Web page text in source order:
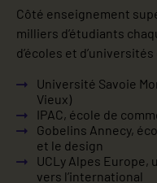
Côté enseignement
milliers d’étudiants
d’écoles et
Université Savoie
Vieux)
IPAC, école de
Gobelins Annecy,
et le design
UCLy Alpes
vers l’international